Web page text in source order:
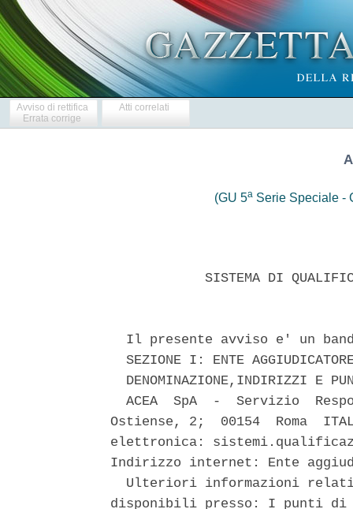
Avviso di rettifica
Errata corrige
Atti correlati
(GU 5a Serie Speciale -